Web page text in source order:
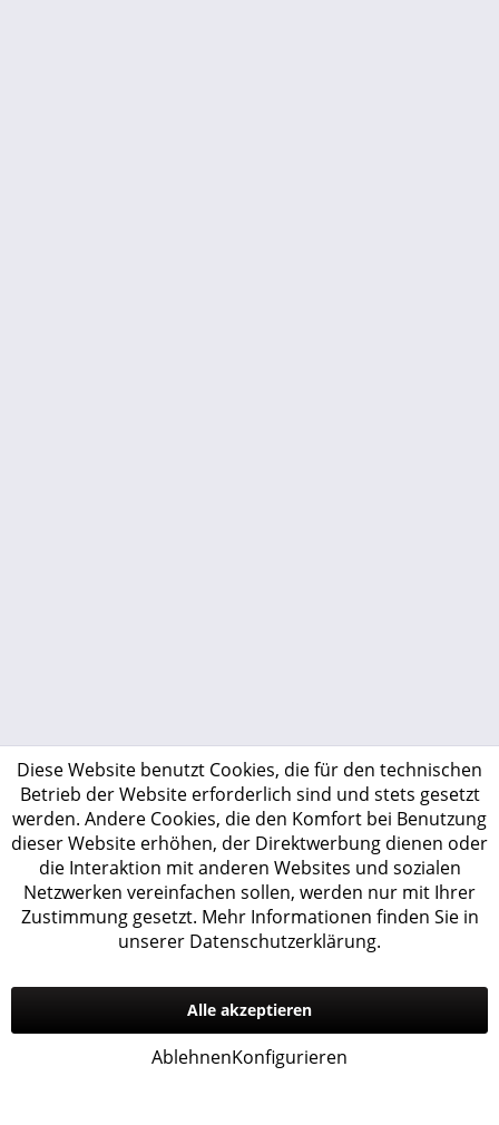
Diese Website benutzt Cookies, die für den technischen
Betrieb der Website erforderlich sind und stets gesetzt
werden. Andere Cookies, die den Komfort bei Benutzung
dieser Website erhöhen, der Direktwerbung dienen oder
die Interaktion mit anderen Websites und sozialen
Netzwerken vereinfachen sollen, werden nur mit Ihrer
Zustimmung gesetzt. Mehr Informationen finden Sie in
unserer Datenschutzerklärung.
Alle akzeptieren
AblehnenKonfigurieren